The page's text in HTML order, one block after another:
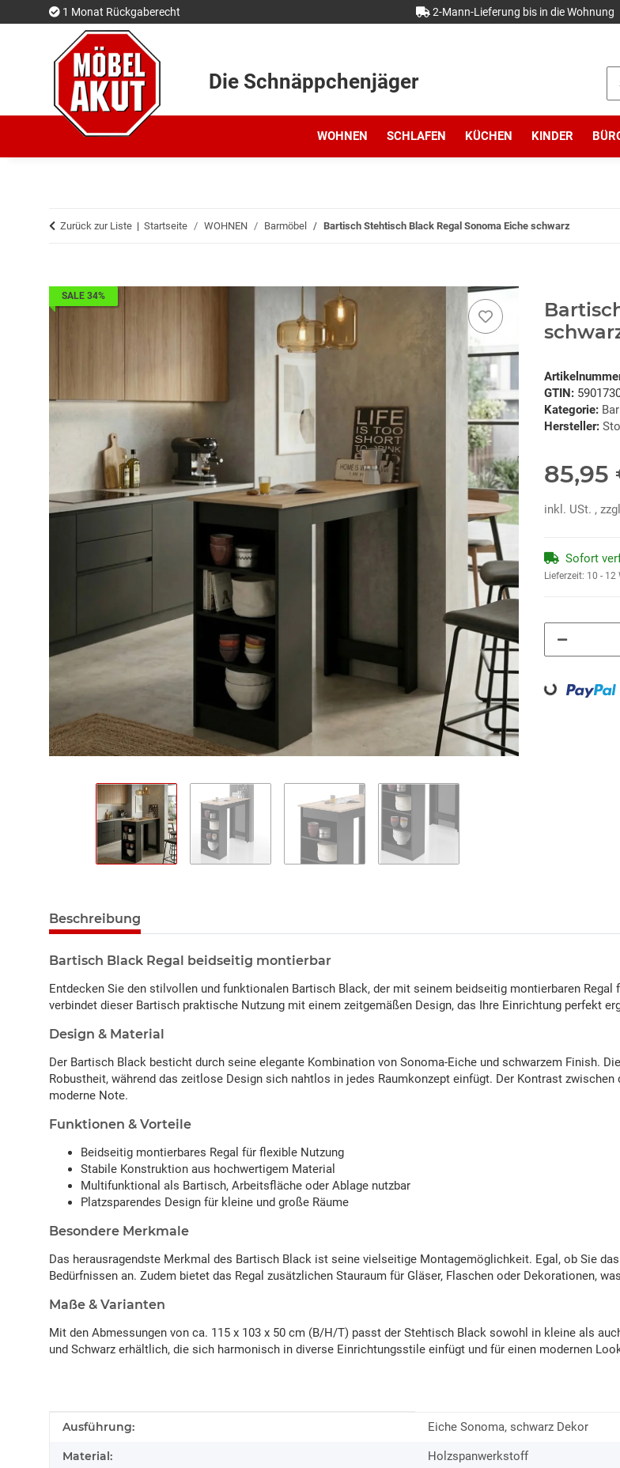
1 Monat Rückgaberecht 2-Mann-Lieferung bis in die Wohnung
Die Schnäppchenjäger
WOHNEN SCHLAFEN KÜCHEN KINDER
Zurück zur Liste Startseite WOHNEN Barmöbel Bartisch Stehtisch Black Regal Sonoma Eiche schwarz
SALE 34%
GTIN:
Kategorie:
Hersteller:
85,95
inkl. USt. ,
Sofort
Lieferzeit: 10 - 12
Loading...
Beschreibung
Bartisch Black Regal beidseitig montierbar
Entdecken Sie den stilvollen und funktionalen Bartisch Black, der mit seinem beidseitig montierbaren
verbindet dieser Bartisch praktische Nutzung mit einem zeitgemäßen Design, das Ihre Einrichtung perfekt
Design & Material
Der Bartisch Black besticht durch seine elegante Kombination von Sonoma-Eiche und schwarzem Finish.
Robustheit, während das zeitlose Design sich nahtlos in jedes Raumkonzept einfügt. Der Kontrast
moderne Note.
Funktionen & Vorteile
Beidseitig montierbares Regal für flexible Nutzung
Stabile Konstruktion aus hochwertigem Material
Multifunktional als Bartisch, Arbeitsfläche oder Ablage nutzbar
Platzsparendes Design für kleine und große Räume
Besondere Merkmale
Das herausragendste Merkmal des Bartisch Black ist seine vielseitige Montagemöglichkeit. Egal, ob Sie
Bedürfnissen an. Zudem bietet das Regal zusätzlichen Stauraum für Gläser, Flaschen oder Dekorationen,
Maße & Varianten
Mit den Abmessungen von ca. 115 x 103 x 50 cm (B/H/T) passt der Stehtisch Black sowohl in kleine als
und Schwarz erhältlich, die sich harmonisch in diverse Einrichtungsstile einfügt und für einen modernen
Produkteigenschaft
Wert
Ausführung: Eiche Sonoma, schwarz Dekor
Material: Holzspanwerkstoff